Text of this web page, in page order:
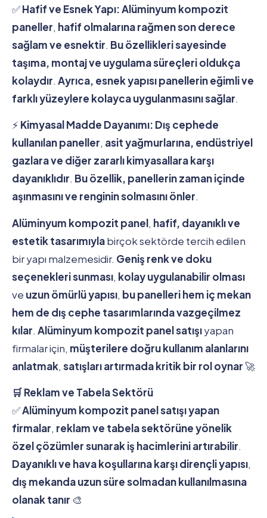
✅Hafif ve Esnek Yapı:Alüminyum kompozit
paneller, hafif olmalarına rağmen son derece
sağlam ve esnektir. Bu özellikleri sayesinde
taşıma, montaj ve uygulama süreçleri oldukça
kolaydır. Ayrıca, esnek yapısı panellerin eğimli ve
farklı yüzeylere kolayca uygulanmasını sağlar.
⚡ Kimyasal Madde Dayanımı: Dış cephede
kullanılan paneller, asit yağmurlarına, endüstriyel
gazlara ve diğer zararlı kimyasallara karşı
dayanıklıdır. Bu özellik, panellerin zaman içinde
aşınmasını ve renginin solmasını önler.
Alüminyum kompozit panel, hafif, dayanıklı ve
estetik tasarımıylabirçok sektörde tercih edilen
bir yapı malzemesidir. Geniş renk ve doku
seçenekleri sunması, kolay uygulanabilir olması
ve uzun ömürlü yapısı, bu panelleri hem iç mekan
hem de dış cephe tasarımlarında vazgeçilmez
kılar. Alüminyum kompozit panel satışıyapan
firmalar için, müşterilere doğru kullanım alanlarını
anlatmak, satışları artırmada kritik bir rol oynar 🚀
🛒 Reklam ve Tabela Sektörü
✅Alüminyum kompozit panel satışı yapan
firmalar, reklam ve tabela sektörüne yönelik
özel çözümler sunarak iş hacimlerini artırabilir.
Dayanıklı ve hava koşullarına karşı dirençli yapısı,
dış mekanda uzun süre solmadan kullanılmasına
olanak tanır 🎨